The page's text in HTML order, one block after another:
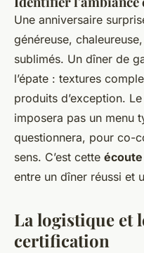
Une anniversaire
généreuse,
sublimés. Un dîner de
l’épate : textures
produits d’exception.
imposera pas un menu
questionnera, pour co-
sens. C’est cette
entre un dîner réussi et
La logistique et
certification